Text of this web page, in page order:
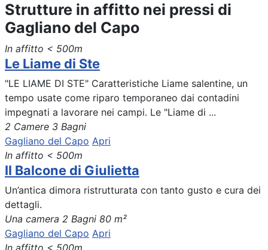
Strutture in affitto nei pressi di
Gagliano del Capo
In affitto < 500m
Le Liame di Ste
"LE LIAME DI STE" Caratteristiche Liame salentine, un
tempo usate come riparo temporaneo dai contadini
impegnati a lavorare nei campi. Le "Liame di ...
2 Camere 3 Bagni
Gagliano del Capo Apri
In affitto < 500m
Il Balcone di Giulietta
Un’antica dimora ristrutturata con tanto gusto e cura dei
dettagli.
Una camera 2 Bagni 80 m²
Gagliano del Capo Apri
In affitto < 500m